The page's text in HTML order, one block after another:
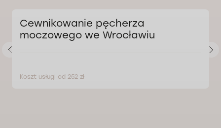
Cewnikowanie pęcherza
moczowego we Wrocławiu
Koszt usługi od 252 zł